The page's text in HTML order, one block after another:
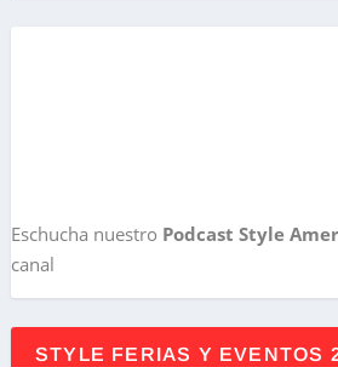
Eschucha nuestro Podcast Style
canal
STYLE FERIAS Y EVENTOS